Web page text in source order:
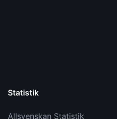
Statistik
Allsvenskan Statistik